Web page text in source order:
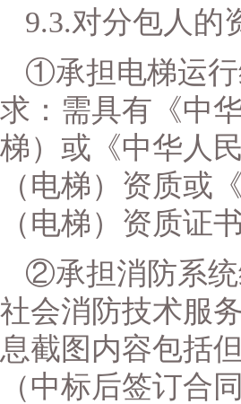
9.3.对分包人的
①承担电梯运行
求：需具有《中
梯）或《中华人
（电梯）资质或
（电梯）资质证
②承担消防系统
社会消防技术服
息截图内容包括
（中标后签订合